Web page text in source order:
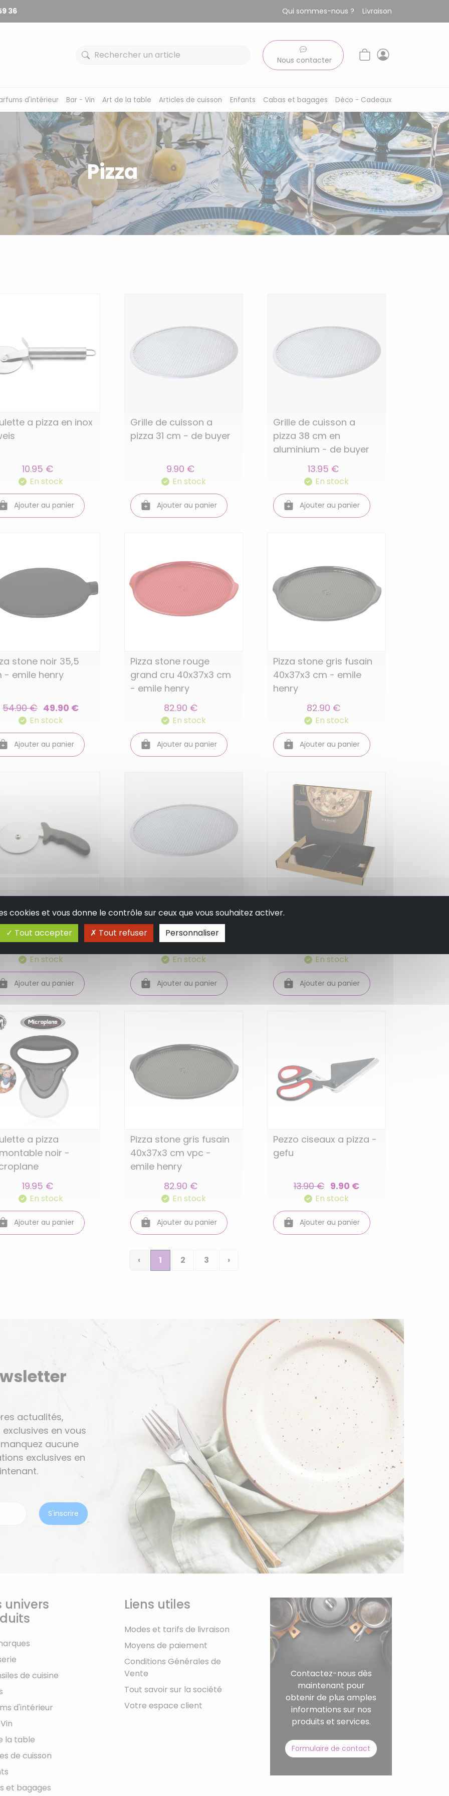
36 Qui sommes-nous ? Livraison
Nous contacter
d'intérieur Bar - Vin Art de la table Articles de cuisson Enfants Cabas et bagages Déco - Cadeaux
Pizza
a pizza en inox
10.95 €
En stock
Ajouter au panier
Grille de cuisson a
pizza 31 cm - de buyer
9.90 €
En stock
Ajouter au panier
Grille de cuisson a
pizza 38 cm en
aluminium - de buyer
13.95 €
En stock
Ajouter au panier
stone noir 35,5
- emile henry
54.90 € 49.90 €
En stock
Ajouter au panier
Pizza stone rouge
grand cru 40x37x3 cm
- emile henry
82.90 €
En stock
Ajouter au panier
Pizza stone gris fusain
40x37x3 cm - emile
henry
82.90 €
En stock
Ajouter au panier
a pizza en inox
bakelite - weis
En stock
Ajouter au panier
Grille de cuisson a
pizza 33 cm - de buyer
En stock
Ajouter au panier
Coffret pizza stone
fusain 35,5 cm - emile
En stock
Ajouter au panier
a pizza
noir -
19.95 €
En stock
Ajouter au panier
Pizza stone gris fusain
40x37x3 cm vpc -
emile henry
82.90 €
En stock
Ajouter au panier
Pezzo ciseaux a pizza -
gefu
13.90 € 9.90 €
En stock
Ajouter au panier
‹ 1 2 3 ›
actualités,
en vous
aucune
exclusives en
univers
de cuisine
d'intérieur
la table
de cuisson
et bagages
Liens utiles
Modes et tarifs de livraison
Moyens de paiement
Conditions Générales de
Vente
Tout savoir sur la société
Votre espace client
Contactez-nous dès
maintenant pour
obtenir de plus amples
informations sur nos
produits et services.
Formulaire de contact
cookies et vous donne le contrôle sur ceux que vous souhaitez activer.
Tout accepter
Tout refuser Personnaliser